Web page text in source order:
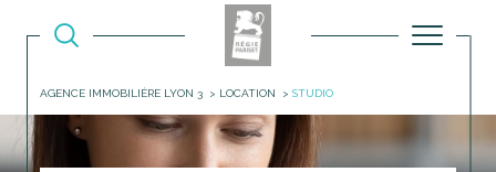
AGENCE IMMOBILIÈRE LYON 3 LOCATION STUDIO